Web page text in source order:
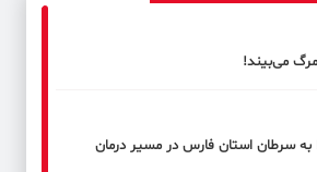
می‌بیند!
به سرطان استان فارس در مسیر درمان